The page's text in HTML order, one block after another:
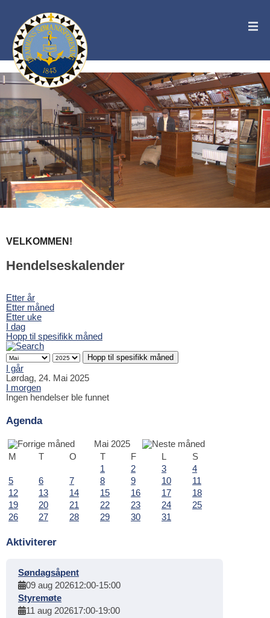
VELKOMMEN!
Hendelseskalender
Etter år
Etter måned
Etter uke
I dag
Hopp til spesifikk måned
Hopp til spesifikk måned
I går
Lørdag, 24. Mai 2025
I morgen
Ingen hendelser ble funnet
Agenda
Mai 2025
M
T O T F L
S
1
2 3
4
5
6 7 8 9 10
11
12
13 14 15 16 17
18
19
20 21 22 23 24
25
26
27 28 29 30 31
Aktiviterer
Søndagsåpent
09 aug 202612:00-15:00
Styremøte
11 aug 202617:00-19:00